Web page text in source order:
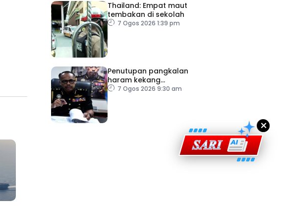
(Malaysia) Berhad Perkasa SCORE Marathon 2026 Melalui Kerjasama
Bersama Pempengaruh Larian Antarabangsa
Thailand: Empat maut
tembakan di sekolah
7 Ogos 2026 1:39 pm
Penutupan pangkalan
haram kekang
penyeludupan di Kelantan
7 Ogos 2026 9:30 am
×